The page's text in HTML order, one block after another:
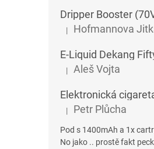
Hodnocení produktu je 5
| Hofmannova
Hodnocení produktu je 5
| Aleš Vojta
Hodnocení produktu je 5
| Petr Plůcha
Pod s 1400mAh a 1x
No jako .. prostě fakt